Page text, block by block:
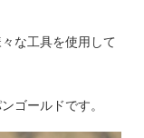
な工具を使用して
ゴールドです。